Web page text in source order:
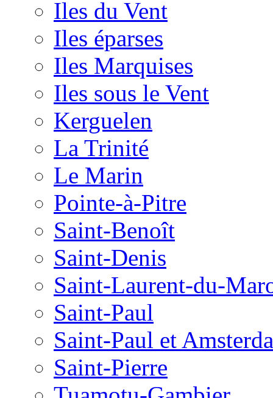
Iles du Vent
Iles éparses
Iles Marquises
Iles sous le Vent
Kerguelen
La Trinité
Le Marin
Pointe-à-Pitre
Saint-Benoît
Saint-Denis
Saint-Laurent-du-
Saint-Paul
Saint-Paul et
Saint-Pierre